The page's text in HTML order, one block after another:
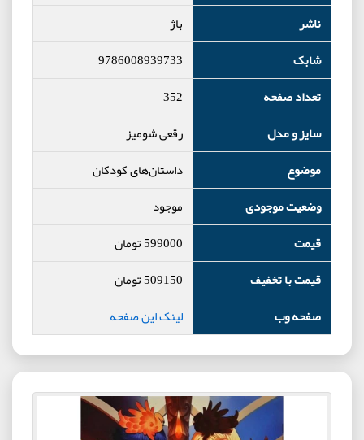
ناشر
باژ
شابک
9786008939733
تعداد صفحه
352
سایز و مدل
رقعی شومیز
موضوع
داستان‌های کودکان
وضعیت موجودی
موجود
قیمت
599000تومان
قیمت با تخفیف
509150تومان
صفحه وب
لینک این صفحه